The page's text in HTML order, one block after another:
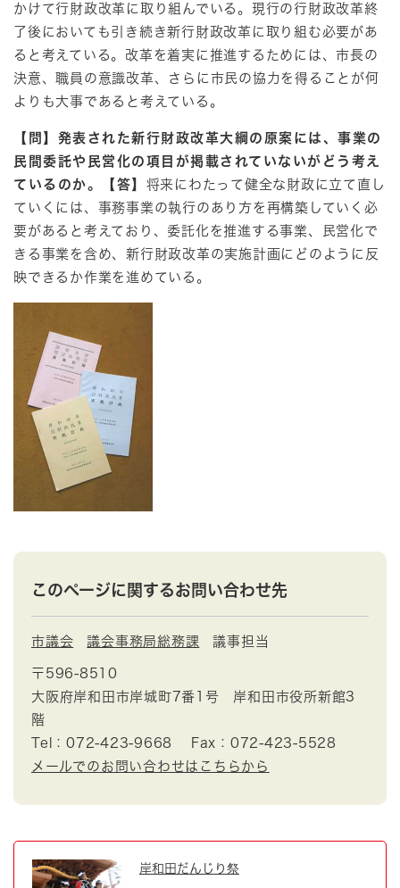
かけて行財政改革に取り組んでいる。現行の行財政改革終
了後においても引き続き新行財政改革に取り組む必要があ
ると考えている。改革を着実に推進するためには、市長の
決意、職員の意識改革、さらに市民の協力を得ることが何
よりも大事であると考えている。
【問】発表された新行財政改革大綱の原案には、事業の
民間委託や民営化の項目が掲載されていないがどう考え
ているのか。
【答】 将来にわたって健全な財政に立て直し
ていくには、事務事業の執行のあり方を再構築していく必
要があると考えており、委託化を推進する事業、民営化で
きる事業を含め、新行財政改革の実施計画にどのように反
映できるか作業を進めている。
このページに関するお問い合わせ先
市議会 議会事務局総務課 議事担当
〒596-8510
大阪府岸和田市岸城町7番1号 岸和田市役所新館3
階
Tel：072-423-9668
Fax：072-423-5528
メールでのお問い合わせはこちらから
岸和田だんじり祭